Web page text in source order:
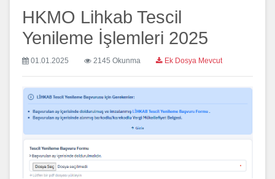
HKMO Lihkab Tescil
Yenileme İşlemleri 2025
01.01.2025 2145 Okunma Ek Dosya Mevcut